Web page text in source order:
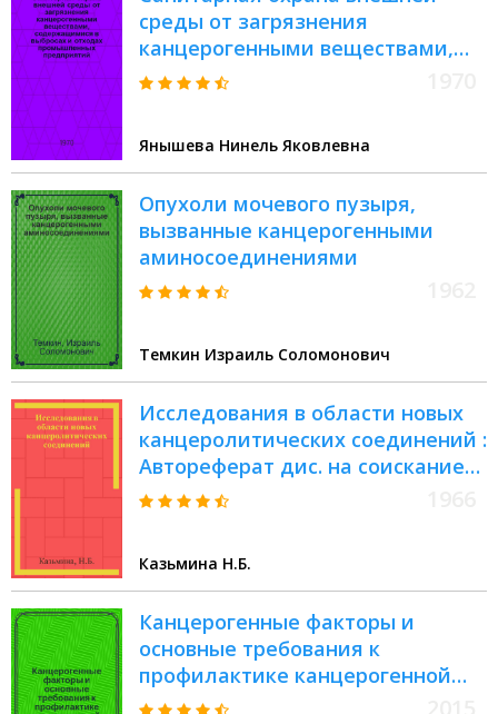
среды от загрязнения
канцерогенными веществами,
содержащимися в выбросах и
соискание учен. степени д-ра
мед. наук : (756)
Янышева Нинель Яковлевна
Опухоли мочевого пузыря,
вызванные канцерогенными
аминосоединениями
Темкин Израиль Соломонович
Исследования в области новых
канцеролитических соединений :
Автореферат дис. на соискание
учен. степени канд. хим. наук
Казьмина Н.Б.
Канцерогенные факторы и
основные требования к
профилактике канцерогенной
опасности : изменения в СанПиН